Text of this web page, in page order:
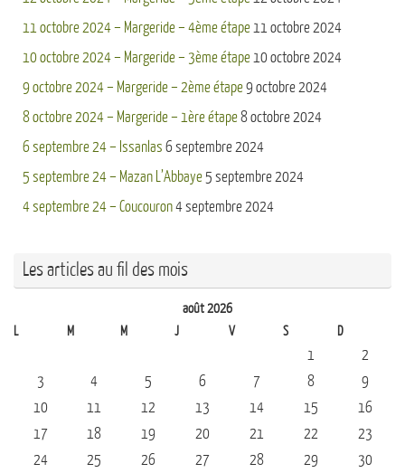
11 octobre 2024 – Margeride – 4ème étape11 octobre 2024
10 octobre 2024 – Margeride – 3ème étape10 octobre 2024
9 octobre 2024 – Margeride – 2ème étape9 octobre 2024
8 octobre 2024 – Margeride – 1ère étape8 octobre 2024
6 septembre 24 – Issanlas 6 septembre 2024
5 septembre 24 – Mazan L’Abbaye 5 septembre 2024
4 septembre 24 – Coucouron4 septembre 2024
Les articles au fil des mois
août 2026
L
M M J V S D
1
2
3
4 5 6 7 8
9
10
11 12 13 14 15
16
17
18 19 20 21 22
23
24
25 26 27 28 29
30